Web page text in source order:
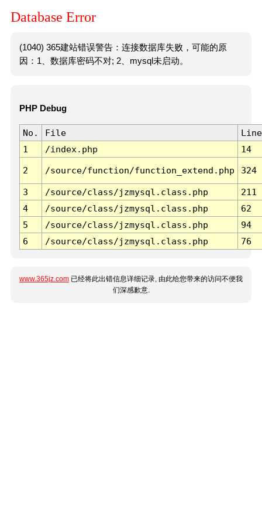
Database Error
(1040) 365建站错误警告：连接数据库失败，可能的原
因：1、数据库密码不对; 2、mysql未启动。
PHP Debug
No. File
Line
1
/index.php 14
2 /source/function/function_extend.php 324
3 /source/class/jzmysql.class.php
211
4
/source/class/jzmysql.class.php
62
5
/source/class/jzmysql.class.php
94
6
/source/class/jzmysql.class.php 76
www.365jz.com 已经将此出错信息详细记录, 由此给您带来的访问不便我
们深感歉意.